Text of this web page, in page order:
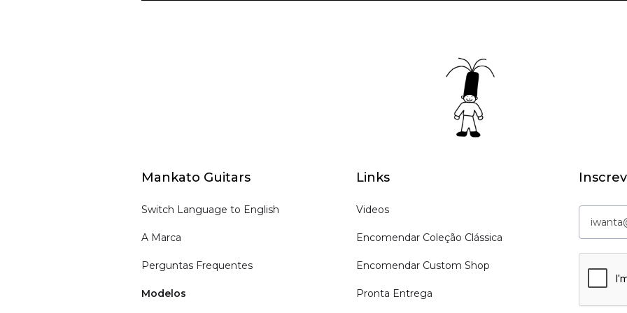
Mankato Guitars
Switch Language to English
A Marca
Perguntas Frequentes
Modelos
Links
Videos
Encomendar Coleção Clássica
Encomendar Custom Shop
Pronta Entrega